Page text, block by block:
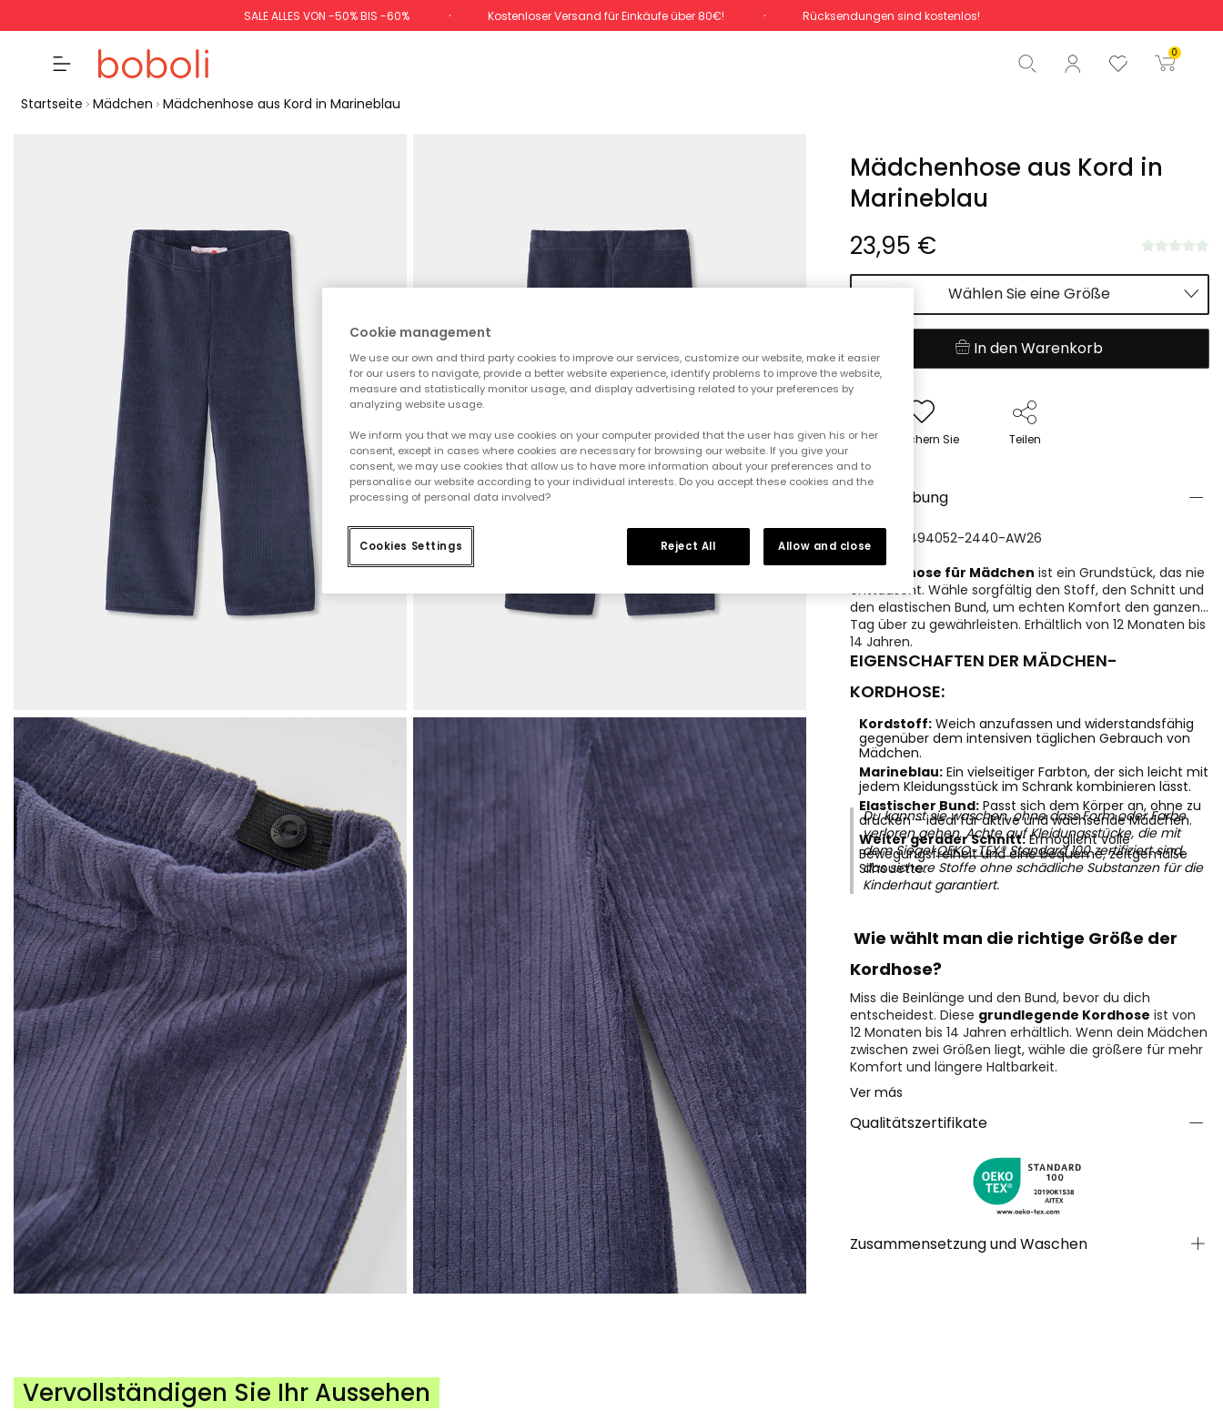
SALE ALLES VON -50% BIS -60% Kostenloser Versand für Einkäufe über 80€! Rücksendungen sind kostenlos!
0
Gesamtbetrag 0,00 €
Start der Bestellung
Startseite Mädchen Mädchenhose aus Kord in Marineblau
Mädchenhose aus Kord in
Marineblau
23,95 €
Wählen Sie eine Größe
In den Warenkorb
Speichern Sie Teilen
Beschreibung
REFERENZ:494052-2440-AW26
Kordhose für Mädchen ist ein Grundstück, das nie
enttäuscht. Wähle sorgfältig den Stoff, den Schnitt und
den elastischen Bund, um echten Komfort den ganzen
Tag über zu gewährleisten. Erhältlich von 12 Monaten bis
14 Jahren.
EIGENSCHAFTEN DER MÄDCHEN-
KORDHOSE:
Kordstoff:Weich anzufassen und widerstandsfähig
gegenüber dem intensiven täglichen Gebrauch von
Mädchen.
Marineblau:Ein vielseitiger Farbton, der sich leicht mit
jedem Kleidungsstück im Schrank kombinieren lässt.
Elastischer Bund:Passt sich dem Körper an, ohne zu
drücken – ideal für aktive und wachsende Mädchen.
Weiter gerader Schnitt:Ermöglicht volle
Bewegungsfreiheit und eine bequeme, zeitgemäße
Silhouette.
Du kannst sie waschen, ohne dass Form oder Farbe
verloren gehen. Achte auf Kleidungsstücke, die mit
dem SiegelOEKO-TEX® Standard 100zertifiziert sind,
das sichere Stoffe ohne schädliche Substanzen für die
Kinderhaut garantiert.
Wie wählt man die richtige Größe der
Kordhose?
Miss die Beinlänge und den Bund, bevor du dich
entscheidest. Diese grundlegende Kordhose ist von
12 Monaten bis 14 Jahren erhältlich. Wenn dein Mädchen
zwischen zwei Größen liegt, wähle die größere für mehr
Komfort und längere Haltbarkeit.
Ver más
Qualitätszertifikate
Zusammensetzung und Waschen
Vervollständigen Sie Ihr Aussehen
Cookie management
We use our own and third party cookies to improve our services, customize our website, make it easier
for our users to navigate, provide a better website experience, identify problems to improve the website,
measure and statistically monitor usage, and display advertising related to your preferences by
analyzing website usage.
We inform you that we may use cookies on your computer provided that the user has given his or her
consent, except in cases where cookies are necessary for browsing our website. If you give your
consent, we may use cookies that allow us to have more information about your preferences and to
personalise our website according to your individual interests. Do you accept these cookies and the
processing of personal data involved?
Cookies Settings Reject All Allow and close